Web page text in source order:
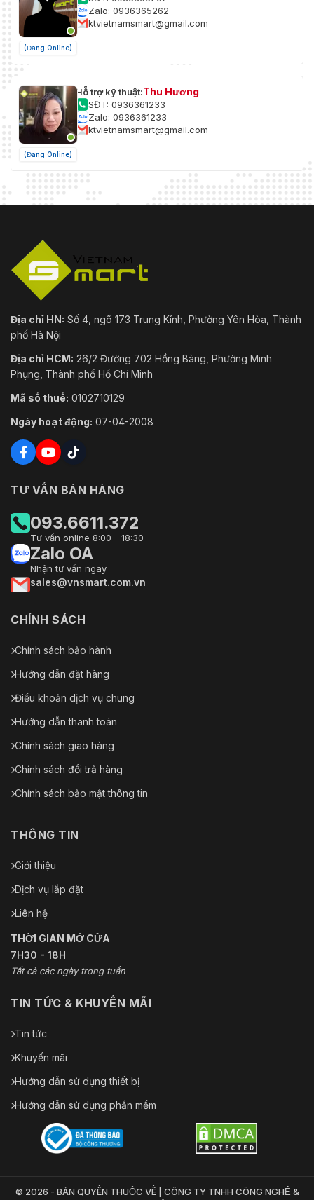
(Đang Online)
Zalo: 0936365262
ktvietnamsmart@gmail.com
(Đang Online)
Hỗ trợ kỹ thuật:Thu Hương
SĐT: 0936361233
Zalo: 0936361233
ktvietnamsmart@gmail.com
Địa chỉ HN: Số 4, ngõ 173 Trung Kính, Phường Yên Hòa, Thành
phố Hà Nội
Địa chỉ HCM: 26/2 Đường 702 Hồng Bàng, Phường Minh
Phụng, Thành phố Hồ Chí Minh
Mã số thuế: 0102710129
Ngày hoạt động: 07-04-2008
TƯ VẤN BÁN HÀNG
093.6611.372
Tư vấn online 8:00 - 18:30
Zalo OA
Nhận tư vấn ngay
sales@vnsmart.com.vn
CHÍNH SÁCH
Chính sách bảo hành
Hướng dẫn đặt hàng
Điều khoản dịch vụ chung
Hướng dẫn thanh toán
Chính sách giao hàng
Chính sách đổi trả hàng
Chính sách bảo mật thông tin
THÔNG TIN
Giới thiệu
Dịch vụ lắp đặt
Liên hệ
THỜI GIAN MỞ CỬA
7H30 - 18H
Tất cả các ngày trong tuần
TIN TỨC & KHUYẾN MÃI
Tin tức
Khuyến mãi
Hướng dẫn sử dụng thiết bị
Hướng dẫn sử dụng phần mềm
© 2026 - BẢN QUYỀN THUỘC VỀ | CÔNG TY TNHH CÔNG NGHỆ &